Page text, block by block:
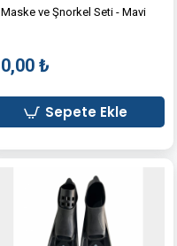
Maske ve Şnorkel Seti - Mavi
0,00 ₺
Sepete Ekle